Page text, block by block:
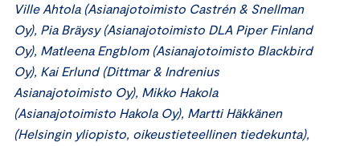
Ville Ahtola (Asianajotoimisto Castrén & Snellman
Oy), Pia Bräysy (Asianajotoimisto DLA Piper Finland
Oy), Matleena Engblom (Asianajotoimisto Blackbird
Oy), Kai Erlund (Dittmar & Indrenius
Asianajotoimisto Oy), Mikko Hakola
(Asianajotoimisto Hakola Oy), Martti Häkkänen
(Helsingin yliopisto, oikeustieteellinen tiedekunta),